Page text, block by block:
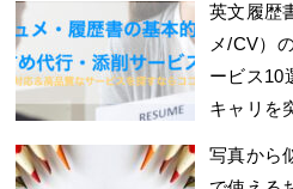
英文履歴
メ/CV）
ービス10
キャリを
写真から